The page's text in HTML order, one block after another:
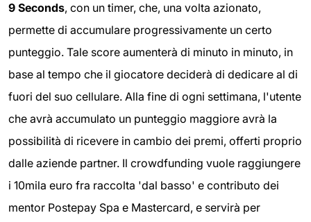
9 Seconds, con un timer, che, una volta azionato,
permette di accumulare progressivamente un certo
punteggio. Tale score aumenterà di minuto in minuto, in
base al tempo che il giocatore deciderà di dedicare al di
fuori del suo cellulare. Alla fine di ogni settimana, l'utente
che avrà accumulato un punteggio maggiore avrà la
possibilità di ricevere in cambio dei premi, offerti proprio
dalle aziende partner. Il crowdfunding vuole raggiungere
i 10mila euro fra raccolta 'dal basso' e contributo dei
mentor Postepay Spa e Mastercard, e servirà per